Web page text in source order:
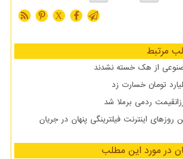
X
مرتبط
از هک خسته نشدند
ردمی برملا شد
اینترنت فیلترینگی پنهان در جریان
در مورد این مطلب